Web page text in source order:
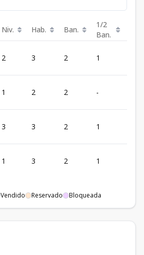
Niv. Hab. Ban.
1/2
Ban.
2 3 2 1
1 2 2 -
3 3 2 1
1 3 2 1
Vendido Reservado Bloqueada